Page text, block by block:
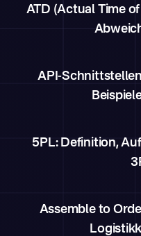
ATD (Actual Time
API-
5PL: Definition,
Assemble to